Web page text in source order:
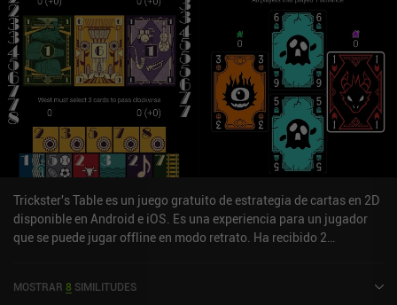
Trickster's Table es un juego gratuito de estrategia de cartas en 2D
disponible en Android e iOS. Es una experiencia para un jugador
que se puede jugar offline en modo retrato. Ha recibido 2
4,9 sobre 5,0 en Google Play y de 4,9 sobre 5,0 en la App Store de
MOSTRAR 8 SIMILITUDES